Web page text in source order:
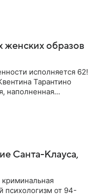
женских образов
исполняется 62!
Тарантино
наполненная
Санта-Клауса,
психологизм от 94-